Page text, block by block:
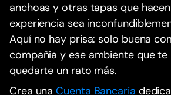
anchoas y otras tapas que
experiencia sea
Aquí no hay prisa: solo buena
compañía y ese ambiente que
quedarte un rato más.
Crea unaCuenta Bancaria